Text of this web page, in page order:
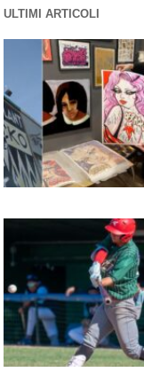
ULTIMI ARTICOLI